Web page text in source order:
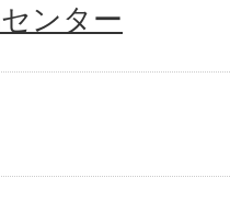
ンター